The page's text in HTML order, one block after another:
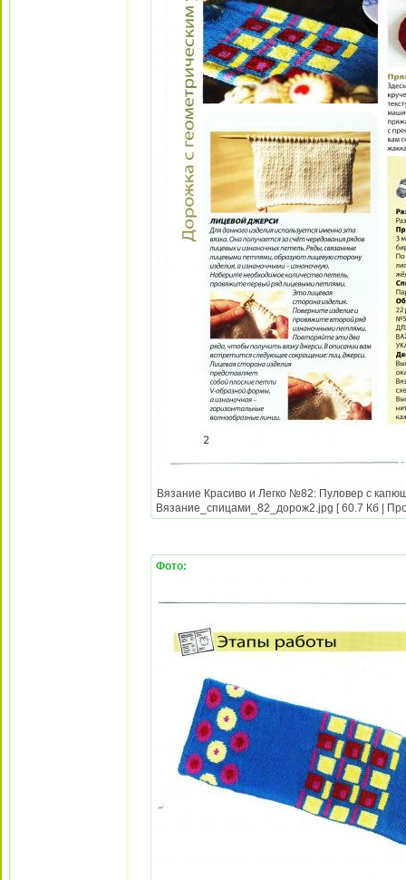
Вязание Красиво и Легко №82: Пуловер с
Вязание_спицами_82_дорож2.jpg [ 60.7 Кб |
Фото: